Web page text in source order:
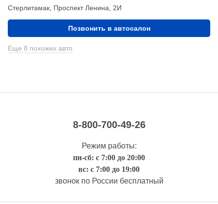
Стерлитамак, Проспект Ленина, 2И
Позвонить в автосалон
Еще 8 похожих авто
8-800-700-49-26
Режим работы:
пн-сб: с 7:00 до 20:00
вс: с 7:00 до 19:00
звонок по России бесплатный